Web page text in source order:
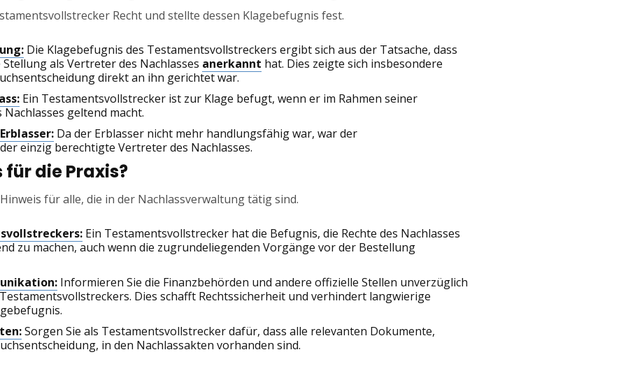
Recht und stellte dessen Klagebefugnis fest.
Die Klagebefugnis des Testamentsvollstreckers ergibt sich aus der Tatsache, dass
als Vertreter des Nachlasses anerkannt hat. Dies zeigte sich insbesondere
direkt an ihn gerichtet war.
Ein Testamentsvollstrecker ist zur Klage befugt, wenn er im Rahmen seiner
geltend macht.
Da der Erblasser nicht mehr handlungsfähig war, war der
einzig berechtigte Vertreter des Nachlasses.
die Praxis?
für alle, die in der Nachlassverwaltung tätig sind.
Ein Testamentsvollstrecker hat die Befugnis, die Rechte des Nachlasses
zu machen, auch wenn die zugrundeliegenden Vorgänge vor der Bestellung
Informieren Sie die Finanzbehörden und andere offizielle Stellen unverzüglich
Dies schafft Rechtssicherheit und verhindert langwierige
Sorgen Sie als Testamentsvollstrecker dafür, dass alle relevanten Dokumente,
in den Nachlassakten vorhanden sind.